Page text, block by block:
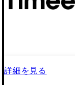
詳細を見る